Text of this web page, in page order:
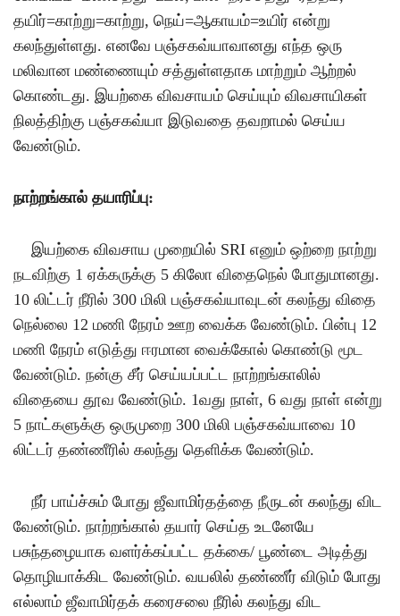
தயிர்=காற்று=காற்று, நெய்=ஆகாயம்=உயிர் என்று
கலந்துள்ளது. எனவே பஞ்சகவ்யாவானது எந்த ஒரு
மலிவான மண்ணையும் சத்துள்ளதாக மாற்றும் ஆற்றல்
கொண்டது. இயற்கை விவசாயம் செய்யும் விவசாயிகள்
நிலத்திற்கு பஞ்சகவ்யா இடுவதை தவறாமல் செய்ய
வேண்டும்.
நாற்றங்கால் தயாரிப்பு:
இயற்கை விவசாய முறையில் SRI எனும் ஒற்றை நாற்று
நடவிற்கு 1 ஏக்கருக்கு 5 கிலோ விதைநெல் போதுமானது.
10 லிட்டர் நீரில் 300 மிலி பஞ்சகவ்யாவுடன் கலந்து விதை
நெல்லை 12 மணி நேரம் ஊற வைக்க வேண்டும். பின்பு 12
மணி நேரம் எடுத்து ஈரமான வைக்கோல் கொண்டு மூட
வேண்டும். நன்கு சீர் செய்யப்பட்ட நாற்றங்காலில்
விதையை தூவ வேண்டும். 1வது நாள், 6 வது நாள் என்று
5 நாட்களுக்கு ஒருமுறை 300 மிலி பஞ்சகவ்யாவை 10
லிட்டர் தண்ணீரில் கலந்து தெளிக்க வேண்டும்.
நீர் பாய்ச்சும் போது ஜீவாமிர்தத்தை நீருடன் கலந்து விட
வேண்டும். நாற்றங்கால் தயார் செய்த உடனேயே
பசுந்தழையாக வளர்க்கப்பட்ட தக்கை/ பூண்டை அடித்து
தொழியாக்கிட வேண்டும். வயலில் தண்ணீர் விடும் போது
எல்லாம் ஜீவாமிர்தக் கரைசலை நீரில் கலந்து விட